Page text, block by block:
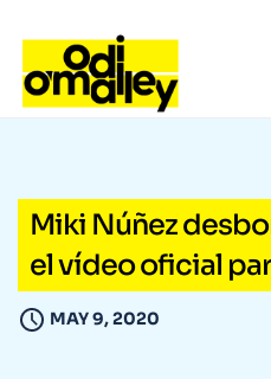
Miki Núñez
el vídeo oficial
MAY 9, 2020